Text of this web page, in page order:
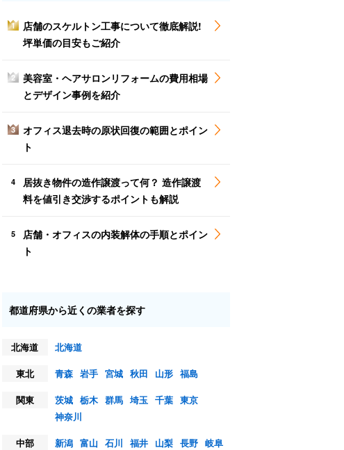
1
店舗のスケルトン工事について徹底解説!
坪単価の目安もご紹介
2
美容室・ヘアサロンリフォームの費用相場
とデザイン事例を紹介
3
オフィス退去時の原状回復の範囲とポイン
ト
4
居抜き物件の造作譲渡って何？ 造作譲渡
料を値引き交渉するポイントも解説
5
店舗・オフィスの内装解体の手順とポイン
ト
都道府県から近くの業者を探す
北海道
北海道
東北
青森 岩手 宮城 秋田 山形 福島
関東
茨城 栃木 群馬 埼玉 千葉 東京
神奈川
中部
新潟 富山 石川 福井 山梨 長野 岐阜